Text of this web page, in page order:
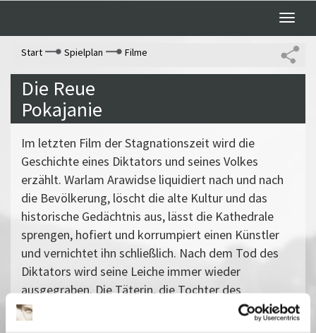
Toggle
Start
Spielplan Filme
Die Reue
Pokajanie
Im letzten Film der Stagnationszeit wird die
Geschichte eines Diktators und seines Volkes
erzählt. Warlam Arawidse liquidiert nach und nach
die Bevölkerung, löscht die alte Kultur und das
historische Gedächtnis aus, lässt die Kathedrale
sprengen, hofiert und korrumpiert einen Künstler
und vernichtet ihn schließlich. Nach dem Tod des
Diktators wird seine Leiche immer wieder
ausgegraben. Die Täterin, die Tochter des
hingerichteten Malers, wird für verrückt erklärt und
in eine Anstalt gesperrt. Doch auch in Warlams Haus